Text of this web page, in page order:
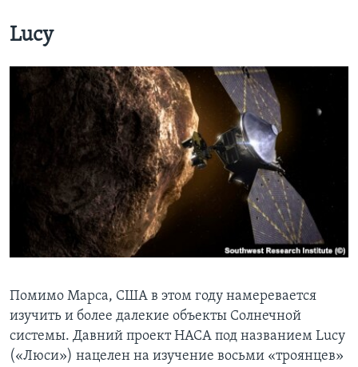
Lucy
Помимо Марса, США в этом году намеревается
изучить и более далекие объекты Солнечной
системы. Давний проект НАСА под названием Lucy
(«Люси») нацелен на изучение восьми «троянцев»